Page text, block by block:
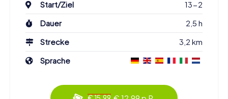
Start/Ziel
13-2
Dauer
2,5 h
Strecke
3,2 km
Sprache